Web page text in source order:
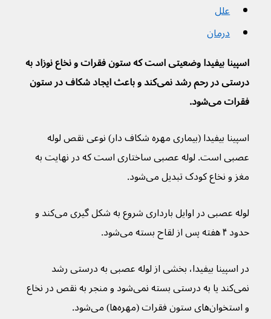
علل
درمان
اسپینا بیفیدا وضعیتی است که ستون فقرات و نخاع نوزاد به
درستی در رحم رشد نمی‌کند و باعث ایجاد شکاف در ستون
فقرات می‌شود.
اسپینا بیفیدا (بیماری مهره شکاف دار) نوعی نقص لوله
عصبی است. لوله عصبی ساختاری است که در نهایت به
مغز و نخاع کودک تبدیل می‌شود.
لوله عصبی در اوایل بارداری شروع به شکل گیری می‌کند و
حدود ۴ هفته پس از لقاح بسته می‌شود.
در اسپینا بیفیدا، بخشی از لوله عصبی به درستی رشد
نمی‌کند یا به درستی بسته نمی‌شود و منجر به نقص در نخاع
و استخوان‌های ستون فقرات (مهره‌ها) می‌شود.